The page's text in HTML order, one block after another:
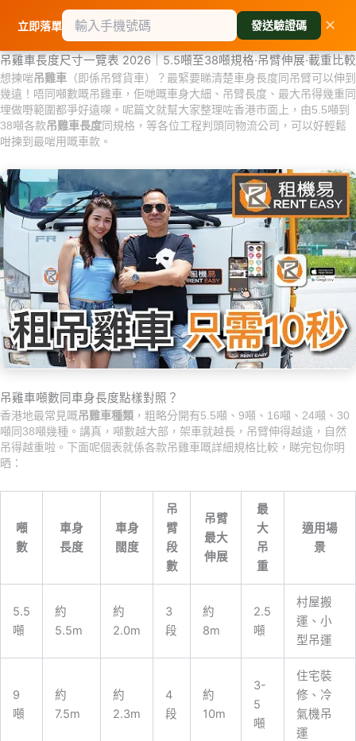
要
內
容
吊雞車長度尺寸一覽表 2026｜5.5噸至38噸規格·吊臂伸展·載重比較
想揀啱吊雞車 （即係吊臂貨車）？最緊要睇清楚車身長度同吊臂可以伸到
幾遠！唔同噸數嘅吊雞車，佢哋嘅車身大細、吊臂長度、最大吊得幾重同
埋做嘢範圍都爭好遠㗎。呢篇文就幫大家整理咗香港市面上，由5.5噸到
38噸各款吊雞車長度同規格，等各位工程判頭同物流公司，可以好輕鬆
咁揀到最啱用嘅車款。
吊雞車噸數同車身長度點樣對照？
香港地最常見嘅吊雞車種類 ，粗略分開有5.5噸、9噸、16噸、24噸、30
噸同38噸幾種。講真，噸數越大部，架車就越長，吊臂伸得越遠，自然
吊得越重啦。下面呢個表就係各款吊雞車嘅詳細規格比較，睇完包你明
晒：
噸
數
車身
長度
車身
闊度
吊
臂
段
數
吊臂
最大
伸展
最
大
吊
重
適用場
景
5.5
噸
約
5.5m
約
2.0m
3
段
約
8m
2.5
噸
村屋搬
運、小
型吊運
9
噸
約
7.5m
約
2.3m
4
段
約
10m
3-
5
噸
住宅裝
修、冷
氣機吊
運
立即落單 發送驗證碼 ✕